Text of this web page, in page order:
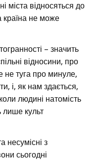
міста відносяться до
країна не може
– значить
відносини, про
не туга про минуле,
і, як нам здається,
людині натомість
лише культ
несумісні з
сьогодні